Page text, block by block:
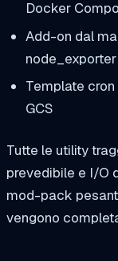
Docker
Add-on dal
Template cron
GCS
Tutte le utility
prevedibile e I/O
mod-pack
vengono